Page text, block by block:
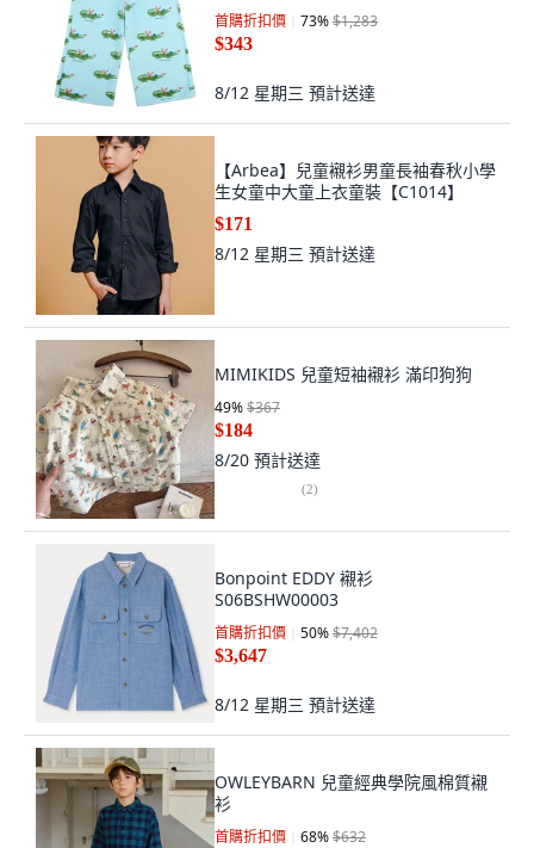
首購折扣價 73%$1,283
$343
8/12 星期三 預計送達
【Arbea】兒童襯衫男童長袖春秋小學
生女童中大童上衣童裝【C1014】
$171
8/12 星期三 預計送達
MIMIKIDS 兒童短袖襯衫 滿印狗狗
49%$367
$184
8/20 預計送達
(2)
Bonpoint EDDY 襯衫
S06BSHW00003
首購折扣價 50%$7,402
$3,647
8/12 星期三 預計送達
OWLEYBARN 兒童經典學院風棉質襯
衫
首購折扣價 68%$632